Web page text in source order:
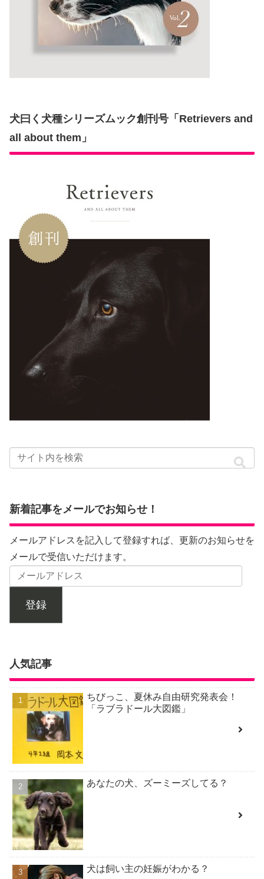
犬曰く犬種シリーズムック創刊号「Retrievers and
all about them」
新着記事をメールでお知らせ！
メールアドレスを記入して登録すれば、更新のお知らせを
メールで受信いただけます。
登録
人気記事
ちびっこ、夏休み自由研究発表会！
「ラブラドール大図鑑」
あなたの犬、ズーミーズしてる？
犬は飼い主の妊娠がわかる？